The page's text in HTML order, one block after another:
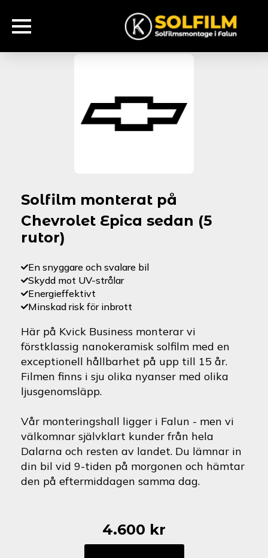
Solfilm monterat på
Chevrolet Epica sedan (5
rutor)
En snyggare och svalare bil
Skydd mot UV-strålar
Energieffektivt
Minskad risk för inbrott
Här på Kvick Business monterar vi
förstklassig nanokeramisk solfilm med en
exceptionell hållbarhet på upp till 15 år.
Filmen finns i sju olika nyanser med olika
ljusgenomsläpp.
Vår monteringshall ligger i Falun - men vi
välkomnar självklart kunder från hela
Dalarna och resten av landet. Du lämnar in
din bil vid 9-tiden på morgonen och hämtar
den på eftermiddagen samma dag.
4.600 kr
Chevrolet